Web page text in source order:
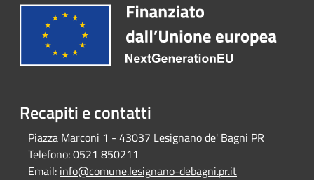
Recapiti e contatti
Piazza Marconi 1 - 43037 Lesignano de' Bagni PR
Telefono:0521 850211
Email: info@comune.lesignano-debagni.pr.it